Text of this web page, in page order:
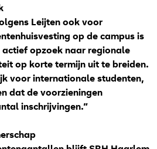
Leijten ook voor
op de campus is
opzoek naar regionale
op korte termijn uit te breiden.
voor internationale studenten,
dat de voorzieningen
inschrijvingen.”